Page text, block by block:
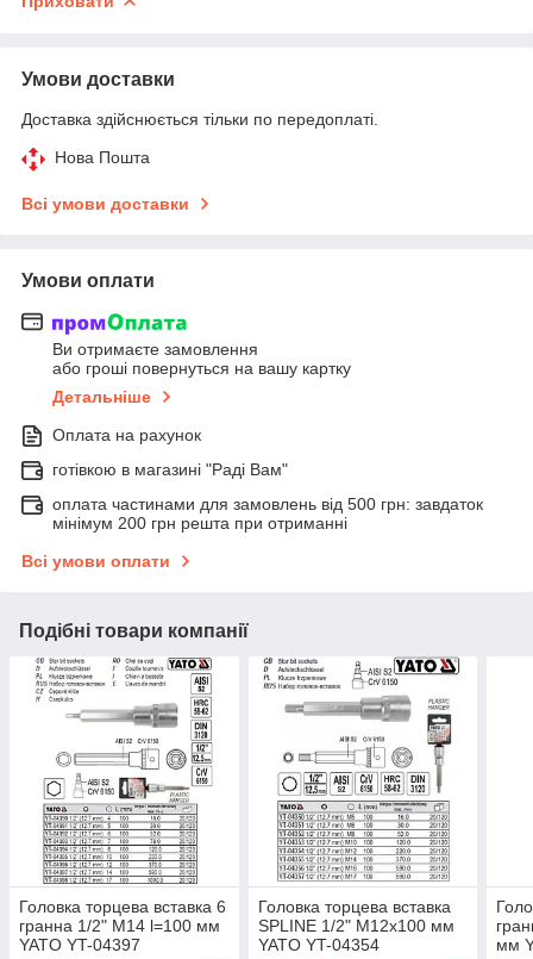
Умови доставки
Доставка здійснюється тільки по передоплаті.
Нова Пошта
Всі умови доставки
Умови оплати
Ви отримаєте замовлення
або гроші повернуться на вашу картку
Детальніше
Оплата на рахунок
готівкою в магазині "Раді Вам"
оплата частинами для замовлень від 500 грн: завдаток
мінімум 200 грн решта при отриманні
Всі умови оплати
Подібні товари компанії
Головка торцева вставка 6
гранна 1/2" М14 l=100 мм
YATO YT-04397
Головка торцева вставка
SPLINE 1/2" M12х100 мм
YATO YT-04354
мм